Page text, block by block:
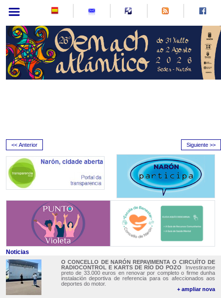
<< Anterior Siguiente >>
Noticias
O CONCELLO DE NARÓN REPAVIMENTA O CIRCUÍTO DE
RADIOCONTROL E KARTS DE RÍO DO POZO
Investiranse
preto de 33.000 euros en renovar por completo o firme dunha
instalación deportiva de referencia para os afeccionados aos
deportes do motor.
+ ampliar nova